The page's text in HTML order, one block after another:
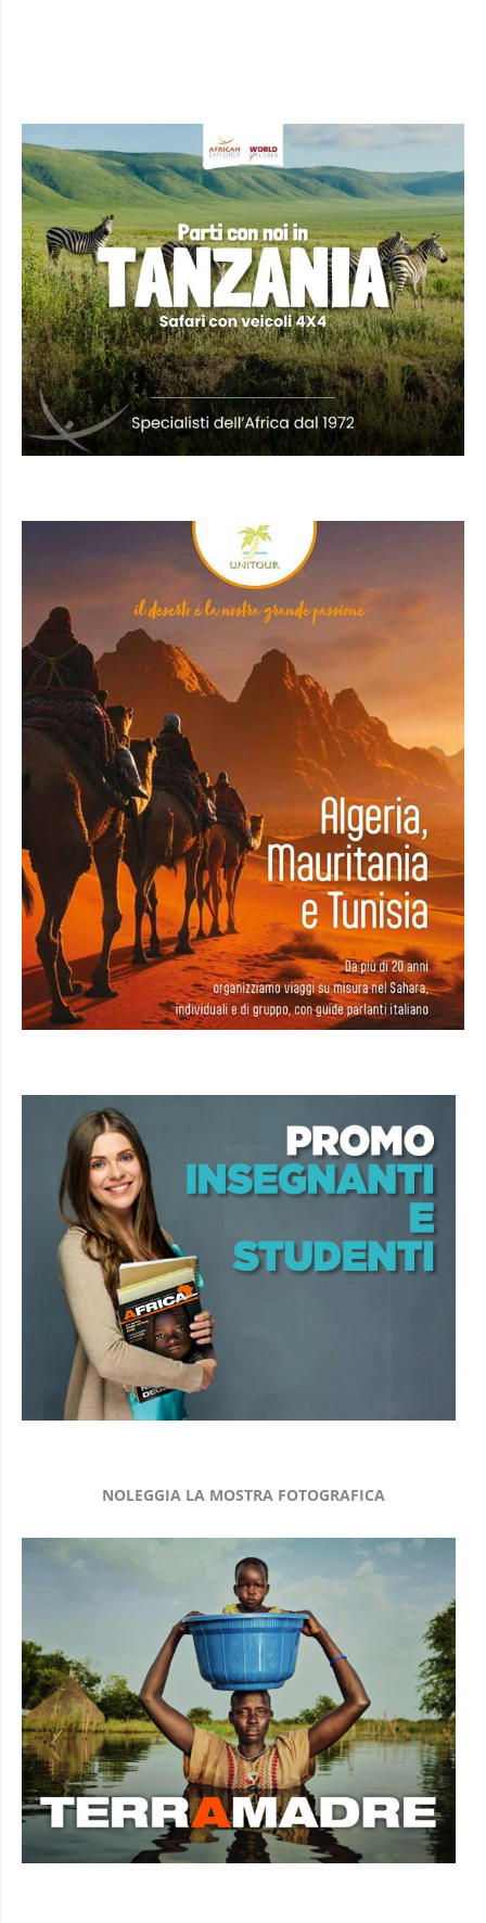
NOLEGGIA LA MOSTRA FOTOGRAFICA